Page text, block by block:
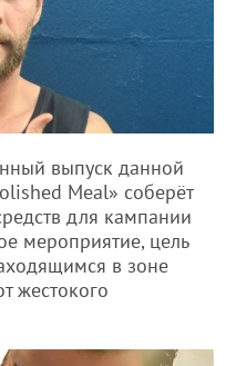
выпуск данной
Meal» соберёт
для кампании
мероприятие, цель
в зоне
жестокого